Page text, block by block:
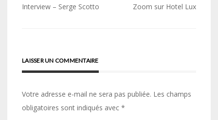
Navigation
Interview – Serge Scotto Zoom sur Hotel Lux
LAISSER UN COMMENTAIRE
Votre adresse e-mail ne sera pas publiée. Les champs
obligatoires sont indiqués avec *